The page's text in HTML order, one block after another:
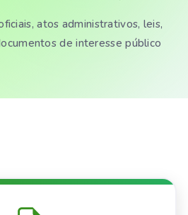
atos administrativos, leis,
de interesse público